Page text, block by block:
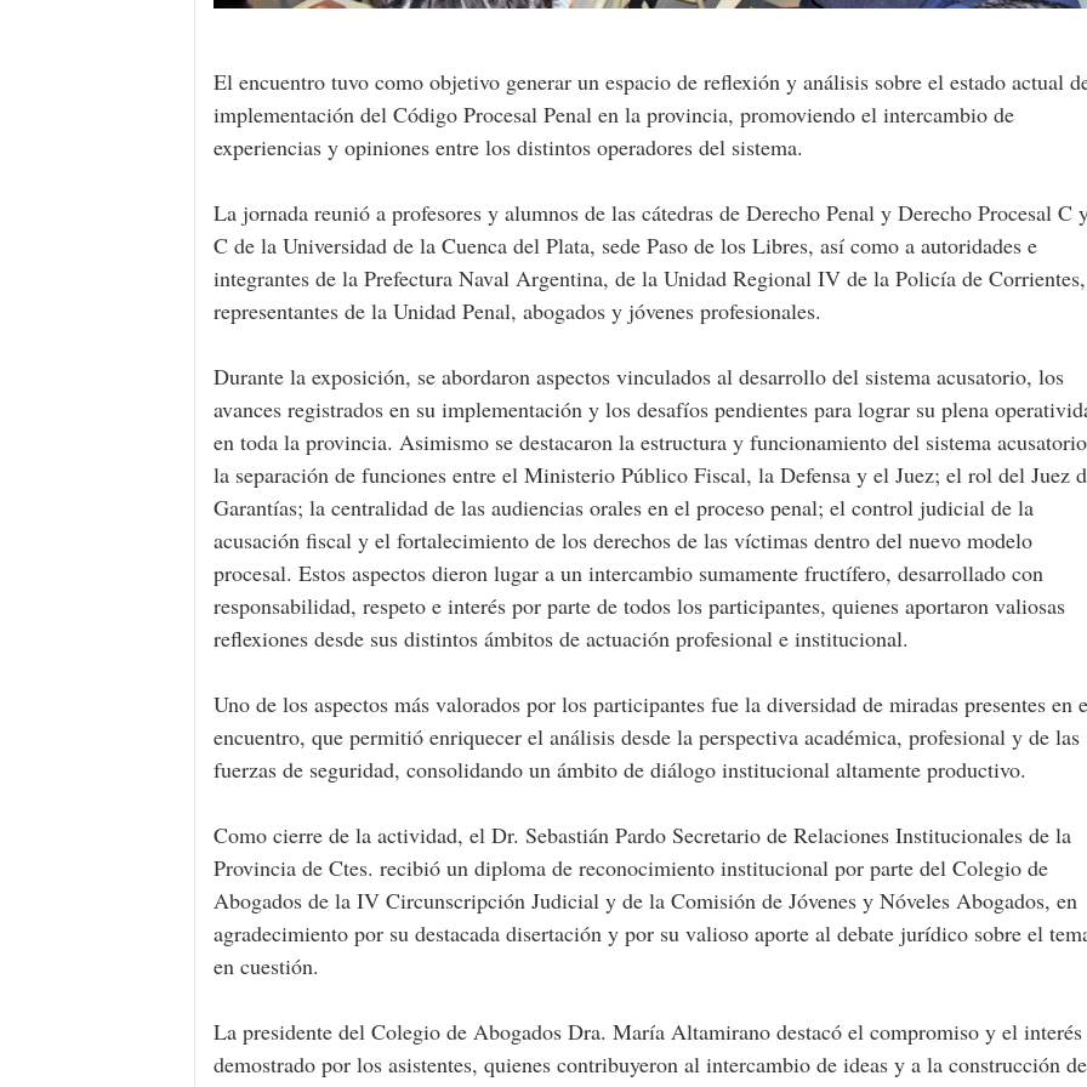
El encuentro tuvo como objetivo generar un espacio de reflexión y análisis sobre el estado actual
implementación del Código Procesal Penal en la provincia, promoviendo el intercambio de
experiencias y opiniones entre los distintos operadores del sistema.
La jornada reunió a profesores y alumnos de las cátedras de Derecho Penal y Derecho Procesal C
C de la Universidad de la Cuenca del Plata, sede Paso de los Libres, así como a autoridades e
integrantes de la Prefectura Naval Argentina, de la Unidad Regional IV de la Policía de Corrientes,
representantes de la Unidad Penal, abogados y jóvenes profesionales.
Durante la exposición, se abordaron aspectos vinculados al desarrollo del sistema acusatorio, los
avances registrados en su implementación y los desafíos pendientes para lograr su plena
en toda la provincia. Asimismo se destacaron la estructura y funcionamiento del sistema
la separación de funciones entre el Ministerio Público Fiscal, la Defensa y el Juez; el rol del Juez
Garantías; la centralidad de las audiencias orales en el proceso penal; el control judicial de la
acusación fiscal y el fortalecimiento de los derechos de las víctimas dentro del nuevo modelo
procesal. Estos aspectos dieron lugar a un intercambio sumamente fructífero, desarrollado con
responsabilidad, respeto e interés por parte de todos los participantes, quienes aportaron valiosas
reflexiones desde sus distintos ámbitos de actuación profesional e institucional.
Uno de los aspectos más valorados por los participantes fue la diversidad de miradas presentes en
encuentro, que permitió enriquecer el análisis desde la perspectiva académica, profesional y de las
fuerzas de seguridad, consolidando un ámbito de diálogo institucional altamente productivo.
Como cierre de la actividad, el Dr. Sebastián Pardo Secretario de Relaciones Institucionales de la
Provincia de Ctes. recibió un diploma de reconocimiento institucional por parte del Colegio de
Abogados de la IV Circunscripción Judicial y de la Comisión de Jóvenes y Nóveles Abogados, en
agradecimiento por su destacada disertación y por su valioso aporte al debate jurídico sobre el
en cuestión.
La presidente del Colegio de Abogados Dra. María Altamirano destacó el compromiso y el interés
demostrado por los asistentes, quienes contribuyeron al intercambio de ideas y a la construcción de